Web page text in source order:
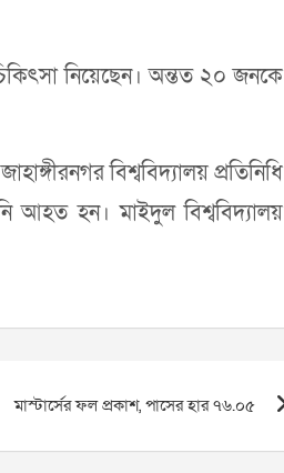
নিয়েছেন। অন্তত ২০ জনকে
বিশ্ববিদ্যালয় প্রতিনিধি
আহত হন। মাইদুল বিশ্ববিদ্যালয়
মাস্টার্সের ফল প্রকাশ, পাসের হার ৭৬.০৫